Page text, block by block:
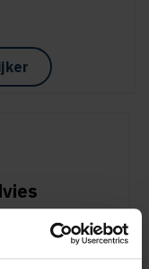
bij pakket Plus